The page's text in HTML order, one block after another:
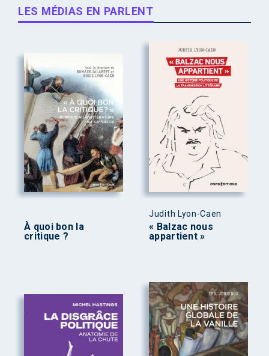
LES MÉDIAS EN PARLENT
À quoi bon la
critique ?
Judith Lyon-Caen
« Balzac nous
appartient »